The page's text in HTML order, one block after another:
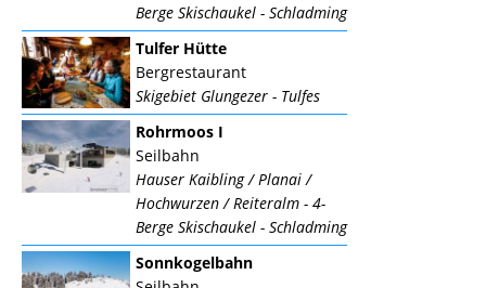
Berge Skischaukel - Schladming
Tulfer Hütte
Bergrestaurant
Skigebiet Glungezer - Tulfes
Rohrmoos I
Seilbahn
Hauser Kaibling / Planai /
Hochwurzen / Reiteralm - 4-
Berge Skischaukel - Schladming
Sonnkogelbahn